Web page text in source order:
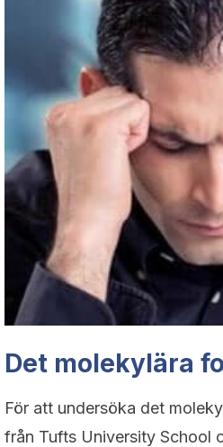
Det molekylära
För att undersöka det
från Tufts University School